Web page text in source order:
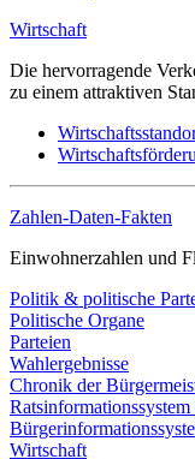
Wirtschaft
Die hervorragende
zu einem attraktiven
Zahlen-Daten-Fakten
Einwohnerzahlen und
Politik & politische
Politische Organe
Parteien
Wahlergebnisse
Chronik der
Wirtschaft